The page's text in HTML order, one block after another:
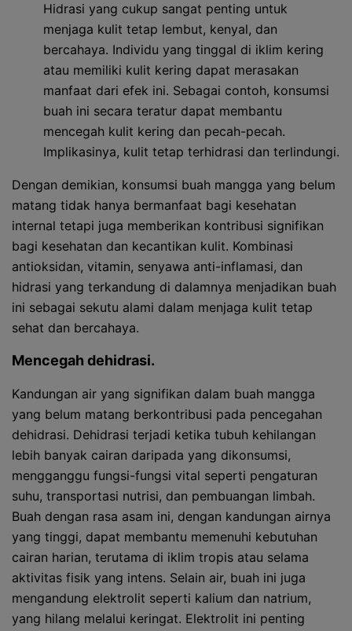
Hidrasi yang cukup sangat penting untuk
menjaga kulit tetap lembut, kenyal, dan
bercahaya. Individu yang tinggal di iklim kering
atau memiliki kulit kering dapat merasakan
manfaat dari efek ini. Sebagai contoh, konsumsi
buah ini secara teratur dapat membantu
mencegah kulit kering dan pecah-pecah.
Implikasinya, kulit tetap terhidrasi dan terlindungi.
Dengan demikian, konsumsi buah mangga yang belum
matang tidak hanya bermanfaat bagi kesehatan
internal tetapi juga memberikan kontribusi signifikan
bagi kesehatan dan kecantikan kulit. Kombinasi
antioksidan, vitamin, senyawa anti-inflamasi, dan
hidrasi yang terkandung di dalamnya menjadikan buah
ini sebagai sekutu alami dalam menjaga kulit tetap
sehat dan bercahaya.
Mencegah dehidrasi.
Kandungan air yang signifikan dalam buah mangga
yang belum matang berkontribusi pada pencegahan
dehidrasi. Dehidrasi terjadi ketika tubuh kehilangan
lebih banyak cairan daripada yang dikonsumsi,
mengganggu fungsi-fungsi vital seperti pengaturan
suhu, transportasi nutrisi, dan pembuangan limbah.
Buah dengan rasa asam ini, dengan kandungan airnya
yang tinggi, dapat membantu memenuhi kebutuhan
cairan harian, terutama di iklim tropis atau selama
aktivitas fisik yang intens. Selain air, buah ini juga
mengandung elektrolit seperti kalium dan natrium,
yang hilang melalui keringat. Elektrolit ini penting